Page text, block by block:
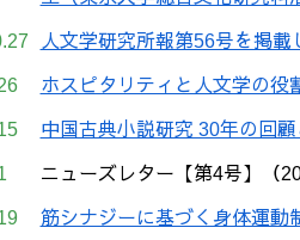
人文学研究所報第56号を掲載
ホスピタリティと人文学の役
中国古典小説研究 30年の回
ニューズレター【第4号】（
筋シナジーに基づく身体運動